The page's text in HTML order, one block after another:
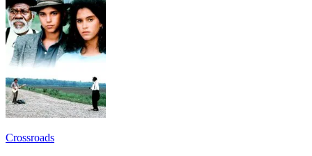
Crossroads